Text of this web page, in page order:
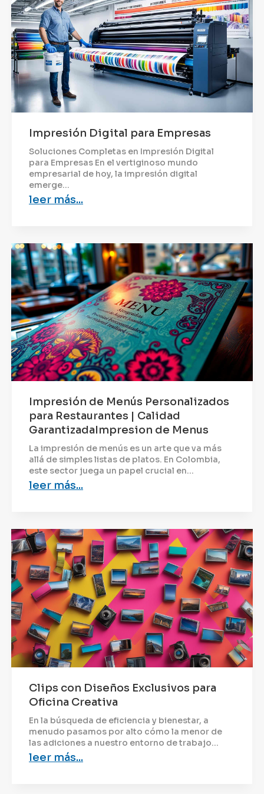
Impresión Digital para Empresas
Soluciones Completas en Impresión Digital
para Empresas En el vertiginoso mundo
empresarial de hoy, la impresión digital
emerge...
leer más...
Impresión de Menús Personalizados
para Restaurantes | Calidad
GarantizadaImpresion de Menus
La impresión de menús es un arte que va más
allá de simples listas de platos. En Colombia,
este sector juega un papel crucial en...
leer más...
Clips con Diseños Exclusivos para
Oficina Creativa
En la búsqueda de eficiencia y bienestar, a
menudo pasamos por alto cómo la menor de
las adiciones a nuestro entorno de trabajo...
leer más...